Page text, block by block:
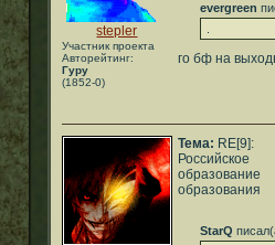
stepler
Участник проекта
Авторейтинг:
Гуру
(1852-0)
evergreen
го бф на
Тема: RE[9]:
Российское
образование
образования
StarQ